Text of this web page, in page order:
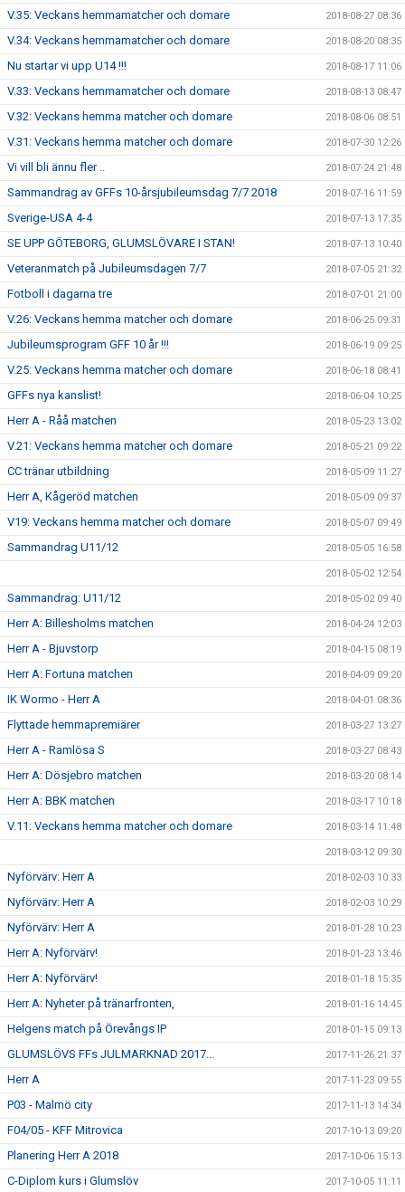
V.35: Veckans hemmamatcher och domare 2018-08-27 08:36
V.34: Veckans hemmamatcher och domare 2018-08-20 08:35
Nu startar vi upp U14 !!! 2018-08-17 11:06
V.33: Veckans hemmamatcher och domare 2018-08-13 08:47
V.32: Veckans hemma matcher och domare 2018-08-06 08:51
V.31: Veckans hemma matcher och domare 2018-07-30 12:26
Vi vill bli ännu fler .. 2018-07-24 21:48
Sammandrag av GFFs 10-årsjubileumsdag 7/7 2018 2018-07-16 11:59
Sverige-USA 4-4 2018-07-13 17:35
SE UPP GÖTEBORG, GLUMSLÖVARE I STAN! 2018-07-13 10:40
Veteranmatch på Jubileumsdagen 7/7 2018-07-05 21:32
Fotboll i dagarna tre 2018-07-01 21:00
V.26: Veckans hemma matcher och domare 2018-06-25 09:31
Jubileumsprogram GFF 10 år !!! 2018-06-19 09:25
V.25: Veckans hemma matcher och domare 2018-06-18 08:41
GFFs nya kanslist! 2018-06-04 10:25
Herr A - Råå matchen 2018-05-23 13:02
V.21: Veckans hemma matcher och domare 2018-05-21 09:22
CC tränar utbildning 2018-05-09 11:27
Herr A, Kågeröd matchen 2018-05-09 09:37
V19: Veckans hemma matcher och domare 2018-05-07 09:49
Sammandrag U11/12 2018-05-05 16:58
2018-05-02 12:54
Sammandrag: U11/12 2018-05-02 09:40
Herr A: Billesholms matchen 2018-04-24 12:03
Herr A - Bjuvstorp 2018-04-15 08:19
Herr A: Fortuna matchen 2018-04-09 09:20
IK Wormo - Herr A 2018-04-01 08:36
Flyttade hemmapremiärer 2018-03-27 13:27
Herr A - Ramlösa S 2018-03-27 08:43
Herr A: Dösjebro matchen 2018-03-20 08:14
Herr A: BBK matchen 2018-03-17 10:18
V.11: Veckans hemma matcher och domare 2018-03-14 11:48
2018-03-12 09:30
Nyförvärv: Herr A 2018-02-03 10:33
Nyförvärv: Herr A 2018-02-03 10:29
Nyförvärv: Herr A 2018-01-28 10:23
Herr A: Nyförvärv! 2018-01-23 13:46
Herr A: Nyförvärv! 2018-01-18 15:35
Herr A: Nyheter på tränarfronten, 2018-01-16 14:45
Helgens match på Örevångs IP 2018-01-15 09:13
GLUMSLÖVS FFs JULMARKNAD 2017... 2017-11-26 21:37
Herr A 2017-11-23 09:55
P03 - Malmö city 2017-11-13 14:34
F04/05 - KFF Mitrovica 2017-10-13 09:20
Planering Herr A 2018 2017-10-06 15:13
C-Diplom kurs i Glumslöv 2017-10-05 11:11